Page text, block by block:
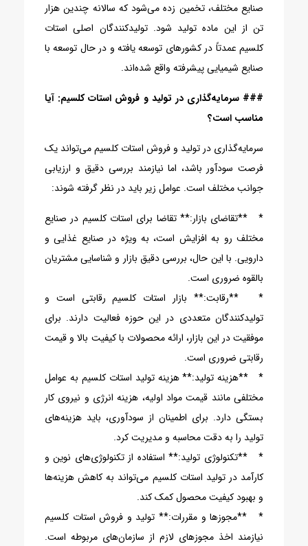
صنایع مختلف، تخمین زده می‌شود که سالانه چندین هزار
تن از این ماده تولید شود. تولیدکنندگان اصلی استات
کلسیم عمدتاً در کشورهای توسعه یافته و در حال توسعه با
صنایع شیمیایی پیشرفته واقع شده‌اند.
### سرمایه‌گذاری در تولید و فروش استات کلسیم: آیا
مناسب است؟
سرمایه‌گذاری در تولید و فروش استات کلسیم می‌تواند یک
فرصت سودآور باشد، اما نیازمند بررسی دقیق و ارزیابی
جوانب مختلف است. عوامل زیر باید در نظر گرفته شوند:
* **تقاضای بازار:** تقاضا برای استات کلسیم در صنایع
مختلف رو به افزایش است، به ویژه در صنایع غذایی و
دارویی. با این حال، بررسی دقیق بازار و شناسایی مشتریان
بالقوه ضروری است.
* **رقابت:** بازار استات کلسیم رقابتی است و
تولیدکنندگان متعددی در این حوزه فعالیت دارند. برای
موفقیت در این بازار، ارائه محصولات با کیفیت بالا و قیمت
رقابتی ضروری است.
* **هزینه تولید:** هزینه تولید استات کلسیم به عوامل
مختلفی مانند قیمت مواد اولیه، هزینه انرژی و نیروی کار
بستگی دارد. برای اطمینان از سودآوری، باید هزینه‌های
تولید را به دقت محاسبه و مدیریت کرد.
* **تکنولوژی تولید:** استفاده از تکنولوژی‌های نوین و
کارآمد در تولید استات کلسیم می‌تواند به کاهش هزینه‌ها
و بهبود کیفیت محصول کمک کند.
* **مجوزها و مقررات:** تولید و فروش استات کلسیم
نیازمند اخذ مجوزهای لازم از سازمان‌های مربوطه است.